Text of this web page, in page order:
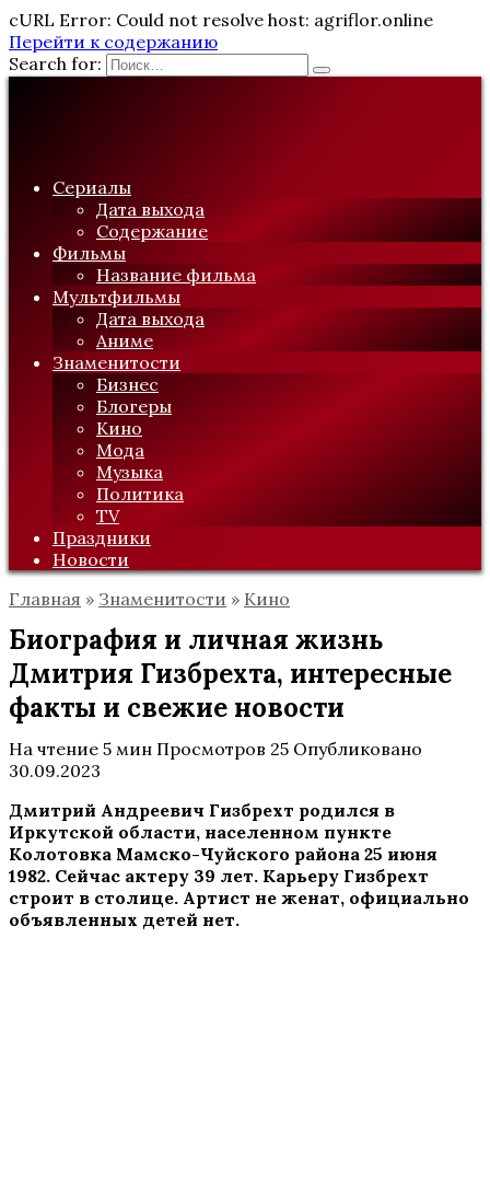
cURL Error: Could not resolve host: agriflor.online
Перейти к содержанию
Search for:
Сериалы
Дата выхода
Содержание
Фильмы
Название фильма
Мультфильмы
Дата выхода
Аниме
Знаменитости
Бизнес
Блогеры
Кино
Мода
Музыка
Политика
TV
Праздники
Новости
Главная » Знаменитости » Кино
Биография и личная жизнь
Дмитрия Гизбрехта, интересные
факты и свежие новости
На чтение 5 мин Просмотров 25 Опубликовано
30.09.2023
Дмитрий Андреевич Гизбрехт родился в
Иркутской области, населенном пункте
Колотовка Мамско-Чуйского района 25 июня
1982. Сейчас актеру 39 лет. Карьеру Гизбрехт
строит в столице. Артист не женат, официально
объявленных детей нет.